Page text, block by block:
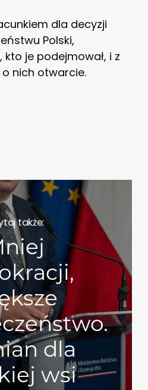
dla decyzji
Polski,
je podejmował, i z
nich otwarcie.
także:
dla
wsi